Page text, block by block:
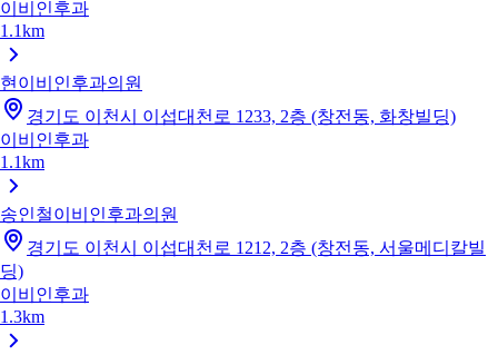
이비인후과
1.1km
현이비인후과의원
경기도 이천시 이섭대천로 1233, 2층 (창전동, 화창빌딩)
이비인후과
1.1km
송인철이비인후과의원
경기도 이천시 이섭대천로 1212, 2층 (창전동, 서울메디칼빌
딩)
이비인후과
1.3km